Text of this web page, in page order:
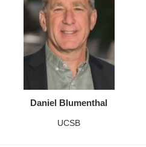
Daniel Blumenthal
UCSB